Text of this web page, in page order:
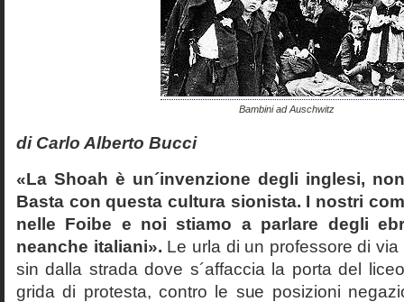
Bambini ad Auschwitz
di Carlo Alberto Bucci
«La Shoah è un´invenzione degli inglesi,
Basta con questa cultura sionista. I nostri
nelle Foibe e noi stiamo a parlare degli
neanche italiani». Le urla di un professore di
sin dalla strada dove s´affaccia la porta del
grida di protesta, contro le sue posizioni